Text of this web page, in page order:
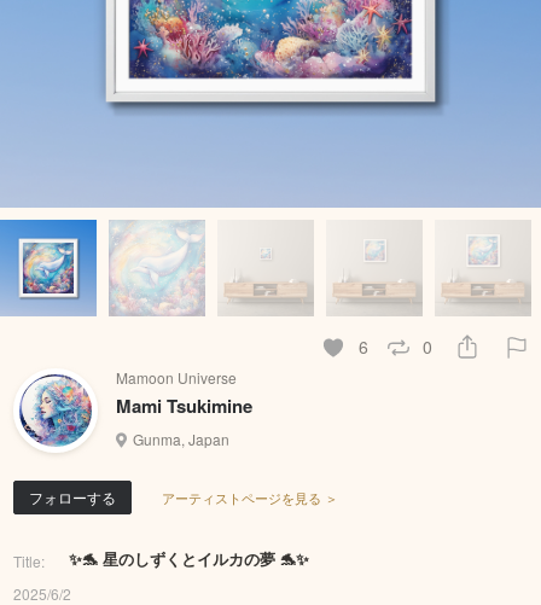
6 0
Mamoon Universe
Mami Tsukimine
Gunma, Japan
フォローする アーティストページを見る ＞
Title: ✨🐬 星のしずくとイルカの夢 🐬✨
2025/6/2